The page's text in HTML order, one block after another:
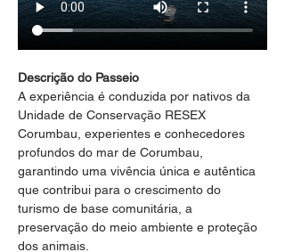
Descrição do Passeio
A experiência é conduzida por nativos da
Unidade de Conservação RESEX
Corumbau, experientes e conhecedores
profundos do mar de Corumbau,
garantindo uma vivência única e autêntica
que contribui para o crescimento do
turismo de base comunitária, a
preservação do meio ambiente e proteção
dos animais.